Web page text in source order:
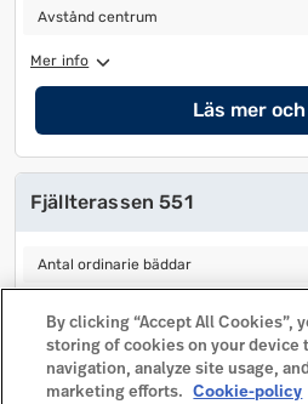
Avstånd centrum
Avstånd centrum
Mer info
Läs mer
Fjällterassen 551
Antal ordinarie bäddar
Antal ordinarie bäddar
Antal extra bäddar 0
Antal sovrum 3
Antal sovrum
Husdjur tillåtet
Husdjur tillåtet
By clicking “Accept All Cookies”,
storing of cookies on your device
navigation, analyze site usage,
marketing efforts.
Cookie-policy